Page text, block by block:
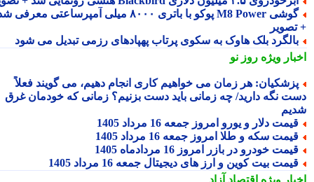
گوشی M8 Power پوکو با باتری ۸۰۰۰ میلی آمپرساعتی معرفی شد
بلک هاوک به سکوی پرتاب پهپادهای رزمی تبدیل می شود
ویژهروز نو
هر زمان می خواهیم کاری انجام دهیم، می گویند فعلاً
نگه دارید/ چه زمانی باید دست بزنیم؟ زمانی که خودمان غرق
دلار و یورو امروز جمعه 16 مرداد 1405
سکه و طلا امروز جمعه 16 مرداد 1405
خودرو در بازر امروز 16 مردادماه 1405
بیت کوین و ارز های دیجیتال جمعه 16 مرداد 1405